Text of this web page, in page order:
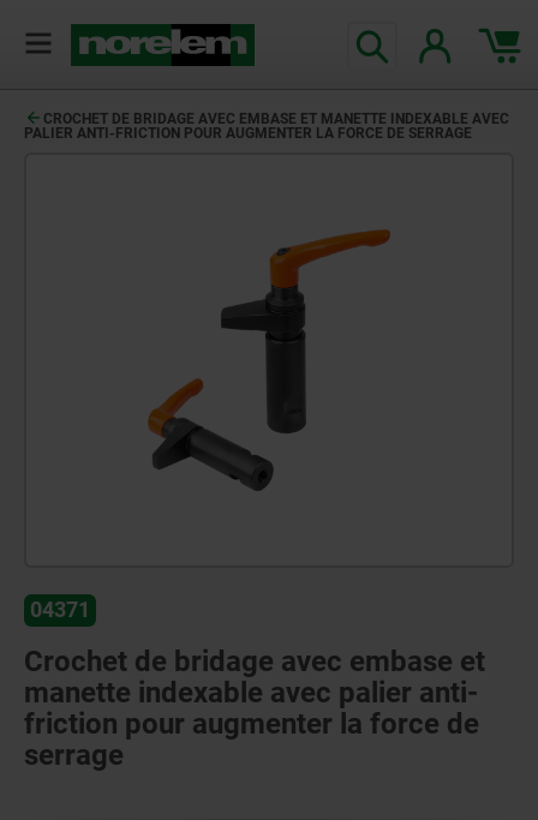
CROCHET DE BRIDAGE AVEC EMBASE ET MANETTE INDEXABLE AVEC
PALIER ANTI-FRICTION POUR AUGMENTER LA FORCE DE SERRAGE
04371
Crochet de bridage avec embase et
manette indexable avec palier anti-
friction pour augmenter la force de
serrage